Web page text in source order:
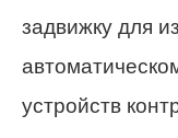
задвижку для
устройств